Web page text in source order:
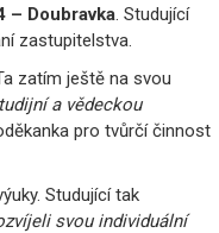
– Doubravka . Studující
zastupitelstva.
zatím ještě na svou
a vědeckou
pro tvůrčí činnost
Studující tak
svou individuální